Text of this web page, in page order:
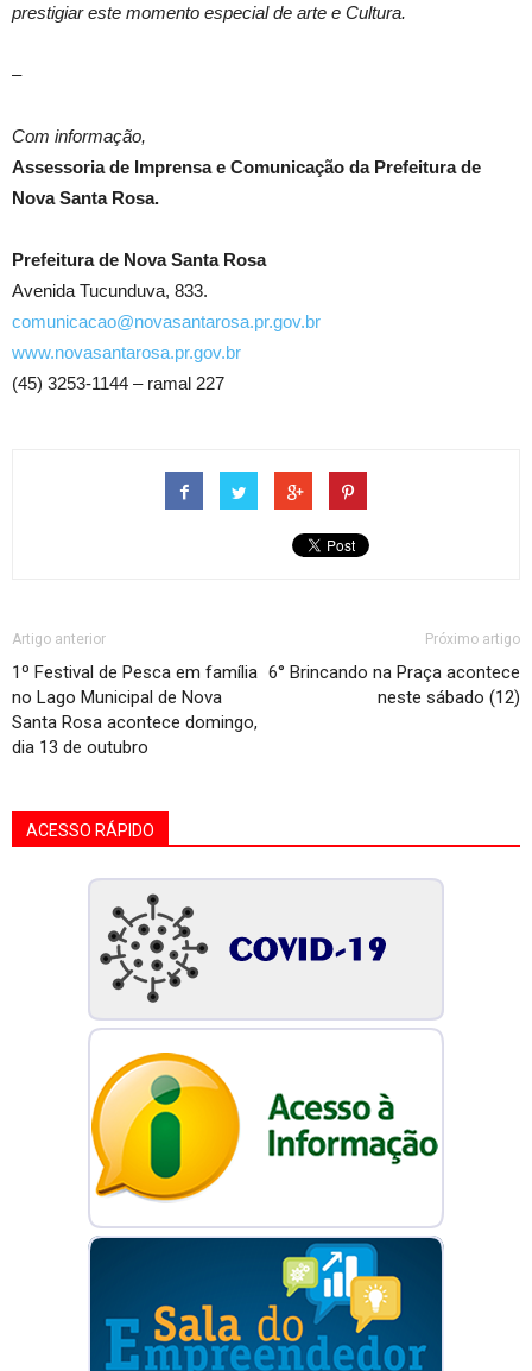
prestigiar este momento especial de arte e Cultura.
–
Com informação,
Assessoria de Imprensa e Comunicação da Prefeitura de
Nova Santa Rosa.
Prefeitura de Nova Santa Rosa
Avenida Tucunduva, 833.
comunicacao@novasantarosa.pr.gov.br
www.novasantarosa.pr.gov.br
(45) 3253-1144 – ramal 227
Artigo anterior
1º Festival de Pesca em família
no Lago Municipal de Nova
Santa Rosa acontece domingo,
dia 13 de outubro
Próximo artigo
6° Brincando na Praça acontece
neste sábado (12)
ACESSO RÁPIDO